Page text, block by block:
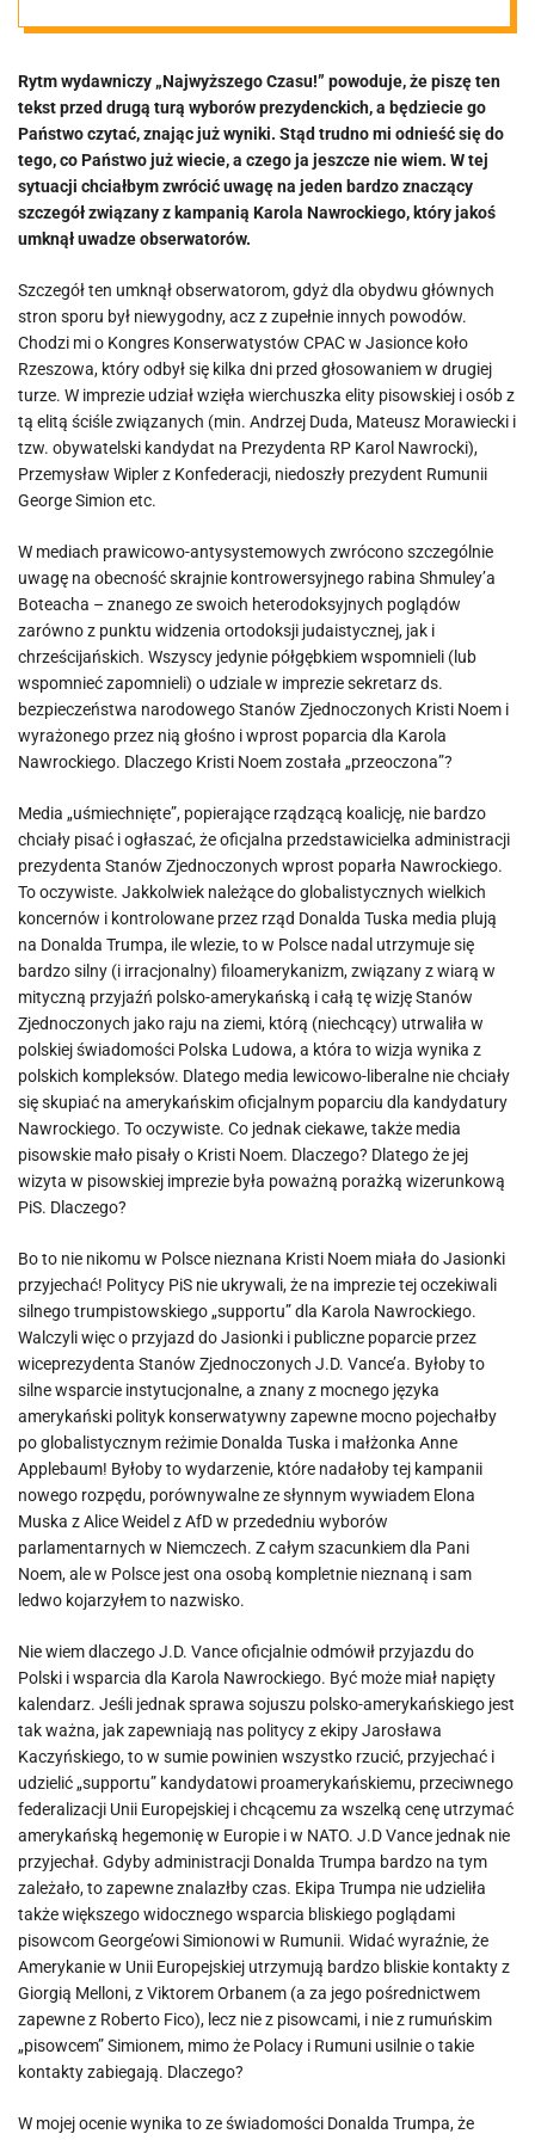
Rytm wydawniczy „Najwyższego Czasu!” powoduje, że piszę ten
tekst przed drugą turą wyborów prezydenckich, a będziecie go
Państwo czytać, znając już wyniki. Stąd trudno mi odnieść się do
tego, co Państwo już wiecie, a czego ja jeszcze nie wiem. W tej
sytuacji chciałbym zwrócić uwagę na jeden bardzo znaczący
szczegół związany z kampanią Karola Nawrockiego, który jakoś
umknął uwadze obserwatorów.
Szczegół ten umknął obserwatorom, gdyż dla obydwu głównych
stron sporu był niewygodny, acz z zupełnie innych powodów.
Chodzi mi o Kongres Konserwatystów CPAC w Jasionce koło
Rzeszowa, który odbył się kilka dni przed głosowaniem w drugiej
turze. W imprezie udział wzięła wierchuszka elity pisowskiej i osób z
tą elitą ściśle związanych (min. Andrzej Duda, Mateusz Morawiecki i
tzw. obywatelski kandydat na Prezydenta RP Karol Nawrocki),
Przemysław Wipler z Konfederacji, niedoszły prezydent Rumunii
George Simion etc.
W mediach prawicowo-antysystemowych zwrócono szczególnie
uwagę na obecność skrajnie kontrowersyjnego rabina Shmuley’a
Boteacha – znanego ze swoich heterodoksyjnych poglądów
zarówno z punktu widzenia ortodoksji judaistycznej, jak i
chrześcijańskich. Wszyscy jedynie półgębkiem wspomnieli (lub
wspomnieć zapomnieli) o udziale w imprezie sekretarz ds.
bezpieczeństwa narodowego Stanów Zjednoczonych Kristi Noem i
wyrażonego przez nią głośno i wprost poparcia dla Karola
Nawrockiego. Dlaczego Kristi Noem została „przeoczona”?
Media „uśmiechnięte”, popierające rządzącą koalicję, nie bardzo
chciały pisać i ogłaszać, że oficjalna przedstawicielka administracji
prezydenta Stanów Zjednoczonych wprost poparła Nawrockiego.
To oczywiste. Jakkolwiek należące do globalistycznych wielkich
koncernów i kontrolowane przez rząd Donalda Tuska media plują
na Donalda Trumpa, ile wlezie, to w Polsce nadal utrzymuje się
bardzo silny (i irracjonalny) filoamerykanizm, związany z wiarą w
mityczną przyjaźń polsko-amerykańską i całą tę wizję Stanów
Zjednoczonych jako raju na ziemi, którą (niechcący) utrwaliła w
polskiej świadomości Polska Ludowa, a która to wizja wynika z
polskich kompleksów. Dlatego media lewicowo-liberalne nie chciały
się skupiać na amerykańskim oficjalnym poparciu dla kandydatury
Nawrockiego. To oczywiste. Co jednak ciekawe, także media
pisowskie mało pisały o Kristi Noem. Dlaczego? Dlatego że jej
wizyta w pisowskiej imprezie była poważną porażką wizerunkową
PiS. Dlaczego?
Bo to nie nikomu w Polsce nieznana Kristi Noem miała do Jasionki
przyjechać! Politycy PiS nie ukrywali, że na imprezie tej oczekiwali
silnego trumpistowskiego „supportu” dla Karola Nawrockiego.
Walczyli więc o przyjazd do Jasionki i publiczne poparcie przez
wiceprezydenta Stanów Zjednoczonych J.D. Vance’a. Byłoby to
silne wsparcie instytucjonalne, a znany z mocnego języka
amerykański polityk konserwatywny zapewne mocno pojechałby
po globalistycznym reżimie Donalda Tuska i małżonka Anne
Applebaum! Byłoby to wydarzenie, które nadałoby tej kampanii
nowego rozpędu, porównywalne ze słynnym wywiadem Elona
Muska z Alice Weidel z AfD w przededniu wyborów
parlamentarnych w Niemczech. Z całym szacunkiem dla Pani
Noem, ale w Polsce jest ona osobą kompletnie nieznaną i sam
ledwo kojarzyłem to nazwisko.
Nie wiem dlaczego J.D. Vance oficjalnie odmówił przyjazdu do
Polski i wsparcia dla Karola Nawrockiego. Być może miał napięty
kalendarz. Jeśli jednak sprawa sojuszu polsko-amerykańskiego jest
tak ważna, jak zapewniają nas politycy z ekipy Jarosława
Kaczyńskiego, to w sumie powinien wszystko rzucić, przyjechać i
udzielić „supportu” kandydatowi proamerykańskiemu, przeciwnego
federalizacji Unii Europejskiej i chcącemu za wszelką cenę utrzymać
amerykańską hegemonię w Europie i w NATO. J.D Vance jednak nie
przyjechał. Gdyby administracji Donalda Trumpa bardzo na tym
zależało, to zapewne znalazłby czas. Ekipa Trumpa nie udzieliła
także większego widocznego wsparcia bliskiego poglądami
pisowcom George’owi Simionowi w Rumunii. Widać wyraźnie, że
Amerykanie w Unii Europejskiej utrzymują bardzo bliskie kontakty z
Giorgią Melloni, z Viktorem Orbanem (a za jego pośrednictwem
zapewne z Roberto Fico), lecz nie z pisowcami, i nie z rumuńskim
„pisowcem” Simionem, mimo że Polacy i Rumuni usilnie o takie
kontakty zabiegają. Dlaczego?
W mojej ocenie wynika to ze świadomości Donalda Trumpa, że